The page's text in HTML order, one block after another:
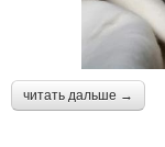
читать дальше →